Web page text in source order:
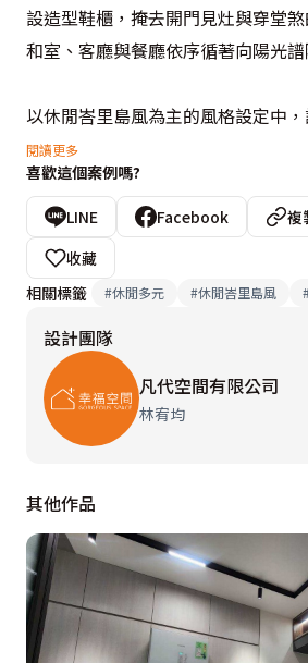
設造型鞋櫃，掩去開門見灶與穿堂
和室、客廳與餐廳依序循著向陽光譜
以休閒峇里島風為主的風格設定中
理石與特殊壁紙的紋理變化，堆疊出
次，另綴以鏡面元素增添現代俐落感
規劃的多功能室，無實際隔間的分
規劃，延伸天花立體造型線條轉折向
木紋肌理化作風格主牆，不僅放大空
私領域部分，以舒適為主要訴求的主
條，將梳妝台隱藏入衣櫃設計中。強
房，除了墊高木地板規劃床架，另
閱讀更多
喜歡這個案例嗎?
LINE Facebook 複
收藏
相關標籤
#休閒多元 #休閒峇里島風
設計團隊
凡代空間有限公司
林宥均
其他作品